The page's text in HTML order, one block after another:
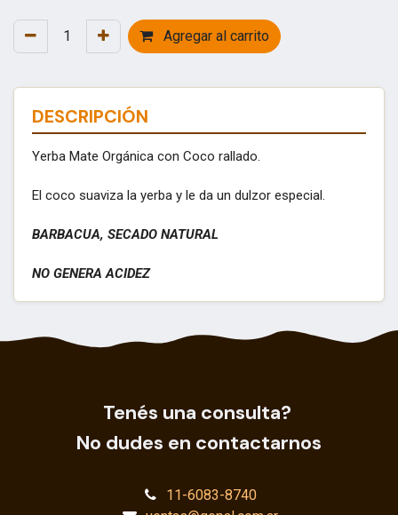
Agregar al carrito
DESCRIPCIÓN
Yerba Mate Orgánica con Coco rallado.
El coco suaviza la yerba y le da un dulzor especial.
BARBACUA, SECADO NATURAL
NO GENERA ACIDEZ
Tenés una consulta?
No dudes en contactarnos
11-6083-8740